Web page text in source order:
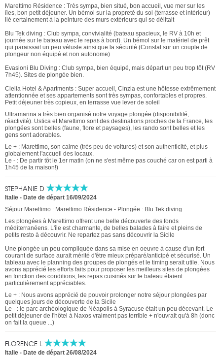
Marettimo Résidence : Très sympa, bien situé, bon accueil, vue mer sur les
îles, bon petit déjeuner. Un bémol sur la propreté du sol (terrasse et intérieur)
lié certainement à la peinture des murs extérieurs qui se délitait
Blu Tek diving : Club sympa, convivialité (bateau spacieux, le RV à 10h et
journée sur le bateau avec le repas à bord). Un bémol sur le matériel de prêt
qui paraissait un peu vétuste ainsi que la sécurité (Constat sur un couple de
plongeur non équipé et non autonome)
Evasioni Blu Diving : Club sympa, bien équipé, mais départ un peu trop tôt (RV
7h45). Sites de plongée bien.
Clelia Hotel & Apartments : Super accueil, Cinzia est une hôtesse extrêmement
attentionnée et ses appartements sont très sympas, confortables et propres.
Petit déjeuner très copieux, en terrasse vue lever de soleil
Ultramarina a très bien organisé notre voyage plongée (disponibilité,
réactivité). Ustica et Marettimo sont des destinations proches de la France, les
plongées sont belles (faune, flore et paysages), les rando sont belles et les
gens sont adorables.
Le + : Marettimo, son calme (très peu de voitures) et son authenticité, et plus
globalement l'accueil des locaux.
Le - : De partir tôt le 1er matin (on ne s'est même pas couché car on est parti à
1h45 de la maison!)
STEPHANIE D
Italie - Date de départ 16/09/2024
Séjour Marettimo : Marettimo Résidence - Plongée : Blu Tek diving
Les plongées à Marettimo offrent une belle découverte des fonds
méditerranéens. L'île est charmante, de belles balades à faire et pleins de
petits resto à découvrir. Ne repartez pas sans découvrir la Sicile
Une plongée un peu compliquée dans sa mise en oeuvre à cause d'un fort
courant de surface aurait mérité d'être mieux préparé/anticipé et sécurisé. Un
tableau avec le planning des groupes de plongés et le timing serait utile. Nous
avons apprécié les efforts faits pour proposer les meilleurs sites de plongées
en fonction des conditions, les repas cuisinés sur le bateau étaient
particulièrement appréciables.
Le + : Nous avons apprécié de pouvoir prolonger notre séjour plongées par
quelques jours de découverte de la Sicile
Le - : le parc archéologique de Néapolis à Syracuse était un peu décevant. Le
petit déjeuner de l'hôtel à Naxos vraiment pas terrible + n'ouvrait qu'à 8h (donc
on fait la queue ...)
FLORENCE L
Italie - Date de départ 26/08/2024